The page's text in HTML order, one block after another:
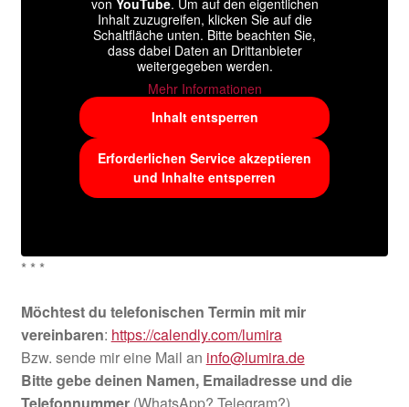
von YouTube. Um auf den eigentlichen
Inhalt zuzugreifen, klicken Sie auf die
Schaltfläche unten. Bitte beachten Sie,
dass dabei Daten an Drittanbieter
weitergegeben werden.
Mehr Informationen
Inhalt entsperren
Erforderlichen Service akzeptieren
und Inhalte entsperren
* * *
Möchtest du telefonischen Termin mit mir
vereinbaren: https://calendly.com/lumira
Bzw. sende mir eine Mail an info@lumira.de
Bitte gebe deinen Namen, Emailadresse und die